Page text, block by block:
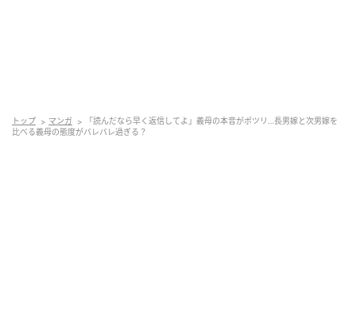
トップ マンガ
「読んだなら早く返信してよ」義母の本音がポツリ…長男嫁と次男嫁を
比べる義母の態度がバレバレ過ぎる？